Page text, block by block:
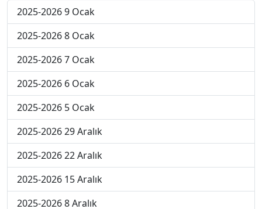
2025-2026 9 Ocak
2025-2026 8 Ocak
2025-2026 7 Ocak
2025-2026 6 Ocak
2025-2026 5 Ocak
2025-2026 29 Aralık
2025-2026 22 Aralık
2025-2026 15 Aralık
2025-2026 8 Aralık